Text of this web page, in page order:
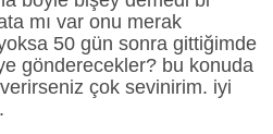
mı var onu merak
50 gün sonra gittiğimde
gönderecekler? bu konuda
çok sevinirim. iyi